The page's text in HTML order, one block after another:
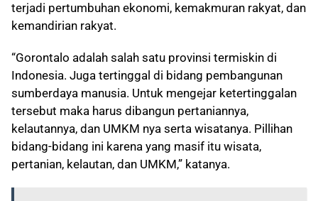
terjadi pertumbuhan ekonomi, kemakmuran rakyat, dan
kemandirian rakyat.
“Gorontalo adalah salah satu provinsi termiskin di
Indonesia. Juga tertinggal di bidang pembangunan
sumberdaya manusia. Untuk mengejar ketertinggalan
tersebut maka harus dibangun pertaniannya,
kelautannya, dan UMKM nya serta wisatanya. Pillihan
bidang-bidang ini karena yang masif itu wisata,
pertanian, kelautan, dan UMKM,” katanya.